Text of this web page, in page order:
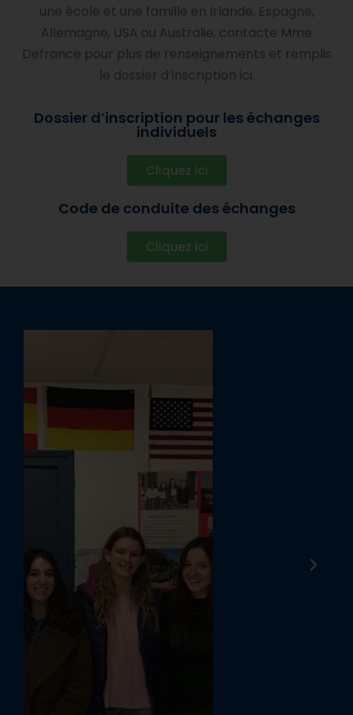
une école et une famille en Irlande, Espagne,
Allemagne, USA ou Australie, contacte Mme
Defrance pour plus de renseignements et remplis
le dossier d’inscription ici.
Dossier d’inscription pour les échanges
individuels
Cliquez ici
Code de conduite des échanges
Cliquez ici